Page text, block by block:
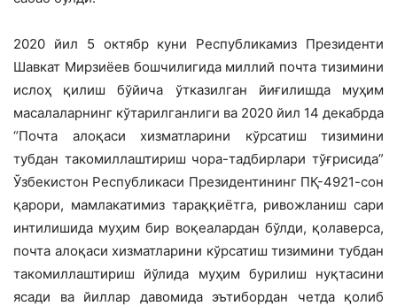
2020 йил 5 октябр куни Республикамиз Президенти
Шавкат Мирзиёев бошчилигида миллий почта тизимини
ислоҳ қилиш бўйича ўтказилган йиғилишда муҳим
масалаларнинг кўтарилганлиги ва 2020 йил 14 декабрда
“Почта алоқаси хизматларини кўрсатиш тизимини
тубдан такомиллаштириш чора-тадбирлари тўғрисида”
Ўзбекистон Республикаси Президентининг ПҚ-4921-сон
қарори, мамлакатимиз тараққиётга, ривожланиш сари
интилишида муҳим бир воқеалардан бўлди, қолаверса,
почта алоқаси хизматларини кўрсатиш тизимини тубдан
такомиллаштириш йўлида муҳим бурилиш нуқтасини
ясади ва йиллар давомида эътибордан четда қолиб